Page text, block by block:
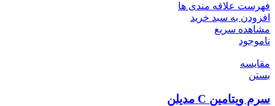
فهرست علاقه مندی ها
افزودن به سبد خرید
مشاهده سریع
ناموجود
مقایسه
بستن
سرم ویتامین C مدیلن